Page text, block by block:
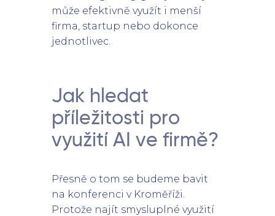
může efektivně využít i menší
firma, startup nebo dokonce
jednotlivec.
Jak hledat
příležitosti pro
využití AI ve firmě?
Přesně o tom se budeme bavit
na konferenci v Kroměříži.
Protože najít smysluplné využití